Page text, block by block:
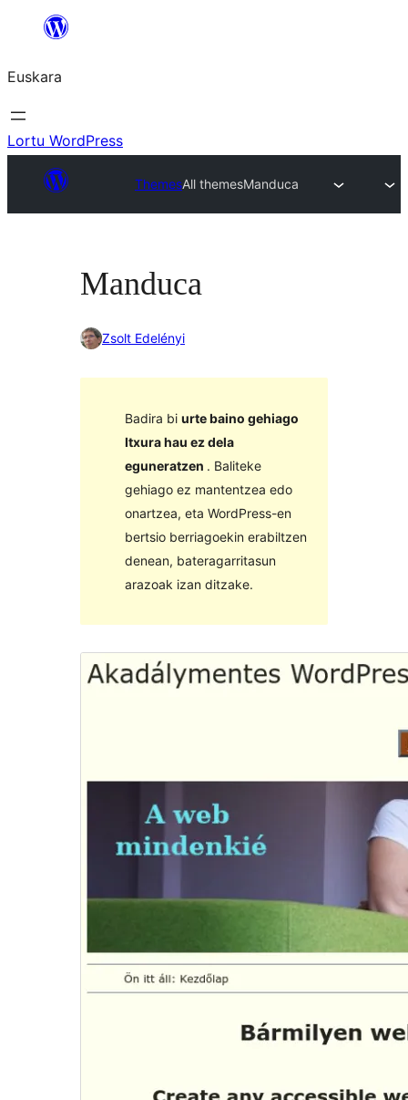
Euskara
Lortu WordPress
ThemesAll themesManduca
Manduca
Zsolt Edelényi
Badira bi urte baino gehiago
Itxura hau ez dela
eguneratzen . Baliteke
gehiago ez mantentzea edo
onartzea, eta WordPress-en
bertsio berriagoekin erabiltzen
denean, bateragarritasun
arazoak izan ditzake.